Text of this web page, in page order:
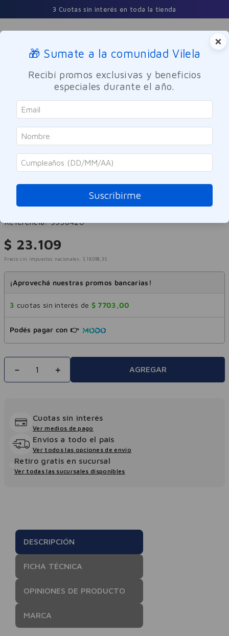
3 Cuotas sin interés en toda la tienda
Buscar
Nutricion y Deporte Suplementos Dietarios
Natural Life
Suplemento Dietario Multi
Collagen Natural Life 30
Comprimidos
Referencia:9956420
$ 23.109
Precio sin impuestos nacionales: $ 19.098 , 35
¡Aprovechá nuestras promos bancarias!
3 cuotas sin interés de $ 7703 ,00
Podés pagar con 👉
＋
－ AGREGAR
Cuotas sin interés
Ver medios de pago
Envios a todo el pais
Ver todos las opciones de envio
Retiro gratis en sucursal
Ver todas las sucursales disponibles
DESCRIPCIÓN
FICHA TÉCNICA
OPINIONES DE PRODUCTO
MARCA
×
🎁 Sumate a la comunidad Vilela
Recibí promos exclusivas y beneficios
especiales durante el año.
Suscribirme